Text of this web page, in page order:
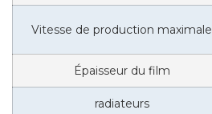
Vitesse de production maximale
Épaisseur du film
radiateurs